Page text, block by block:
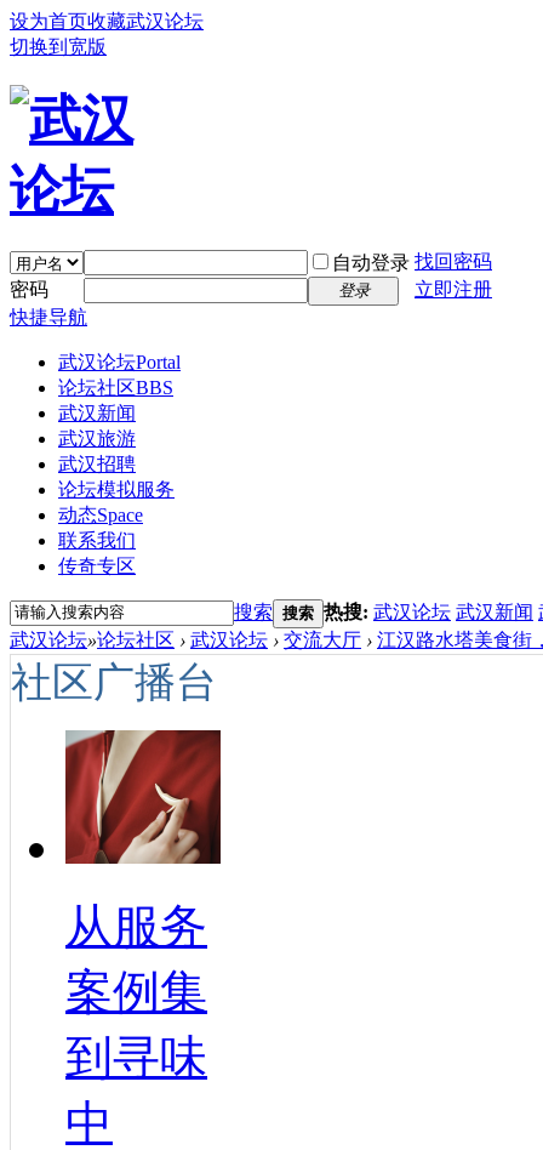
设为首页收藏武汉论坛
切换到宽版
自动登录 找回密码
密码
登录
立即注册
快捷导航
武汉论坛Portal
论坛社区BBS
武汉新闻
武汉旅游
武汉招聘
论坛模拟服务
动态Space
联系我们
传奇专区
搜索 搜索 热搜: 武汉论坛 武汉新闻
武汉论坛»论坛社区 › 武汉论坛 › 交流大厅 › 江汉路水塔美食街
社区广播台
从服务
案例集
到寻味
中